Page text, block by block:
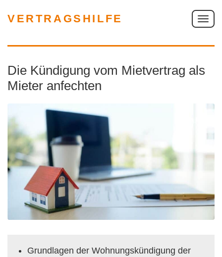
VERTRAGSHILFE
S
h
l
g
i
o
n
Die Kündigung vom Mietvertrag als
Mieter anfechten
Grundlagen der Wohnungskündigung der